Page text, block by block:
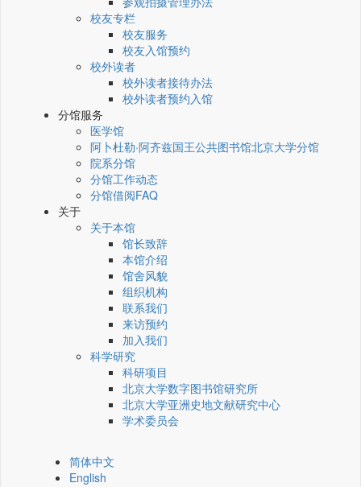
校友专栏
校友服务
校友入馆预约
校外读者
校外读者接待办法
校外读者预约入馆
分馆服务
医学馆
阿卜杜勒·阿齐兹国王公共图书馆北京大学分馆
院系分馆
分馆工作动态
分馆借阅FAQ
关于
关于本馆
馆长致辞
本馆介绍
馆舍风貌
组织机构
联系我们
来访预约
加入我们
科学研究
科研项目
北京大学数字图书馆研究所
北京大学亚洲史地文献研究中心
学术委员会
简体中文
English